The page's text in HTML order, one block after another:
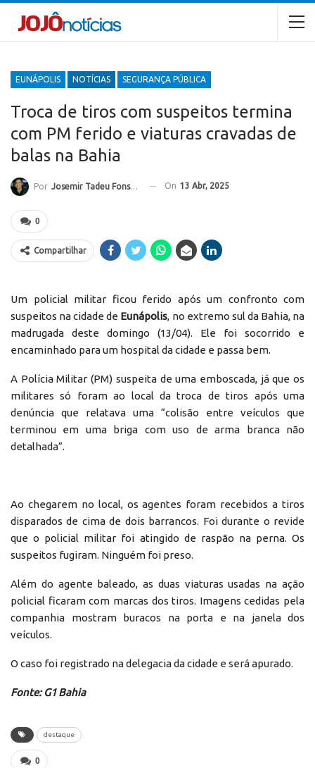
EUNÁPOLIS NOTÍCIAS SEGURANÇA PÚBLICA
Troca de tiros com suspeitos termina
com PM ferido e viaturas cravadas de
balas na Bahia
Por Josemir Tadeu Fonseca On 13 Abr, 2025
0
Compartilhar
Um policial militar ficou ferido após um confronto com
suspeitos na cidade de Eunápolis, no extremo sul da Bahia, na
madrugada deste domingo (13/04). Ele foi socorrido e
encaminhado para um hospital da cidade e passa bem.
A Polícia Militar (PM) suspeita de uma emboscada, já que os
militares só foram ao local da troca de tiros após uma
denúncia que relatava uma “colisão entre veículos que
terminou em uma briga com uso de arma branca não
detalhada”.
Ao chegarem no local, os agentes foram recebidos a tiros
disparados de cima de dois barrancos. Foi durante o revide
que o policial militar foi atingido de raspão na perna. Os
suspeitos fugiram. Ninguém foi preso.
Além do agente baleado, as duas viaturas usadas na ação
policial ficaram com marcas dos tiros. Imagens cedidas pela
companhia mostram buracos na porta e na janela dos
veículos.
O caso foi registrado na delegacia da cidade e será apurado.
Fonte: G1 Bahia
destaque
0